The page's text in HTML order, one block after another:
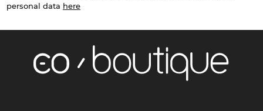
personal data here